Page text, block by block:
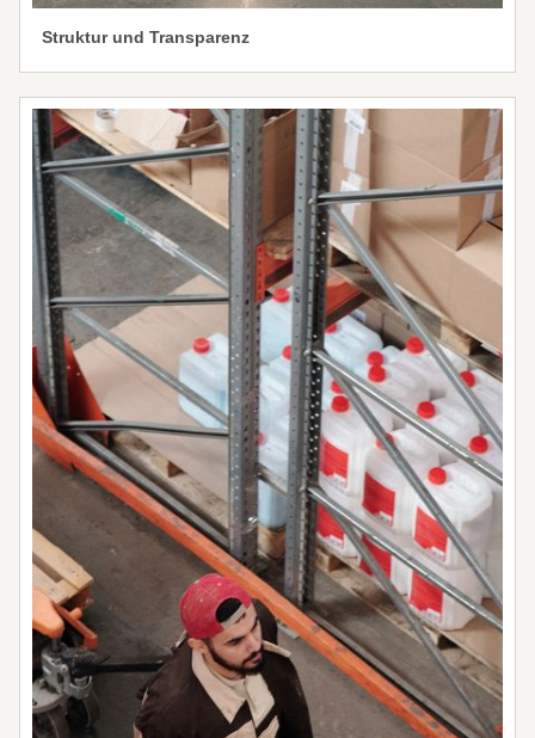
Struktur und Transparenz